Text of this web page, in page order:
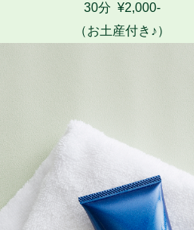
30分 ¥2,000-
（お土産付き♪）